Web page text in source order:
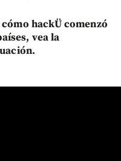
hackÜ comenzó
vea la